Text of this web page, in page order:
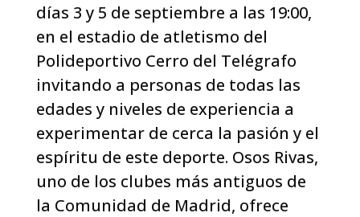
días 3 y 5 de septiembre a las 19:00,
en el estadio de atletismo del
Polideportivo Cerro del Telégrafo
invitando a personas de todas las
edades y niveles de experiencia a
experimentar de cerca la pasión y el
espíritu de este deporte. Osos Rivas,
uno de los clubes más antiguos de
la Comunidad de Madrid, ofrece